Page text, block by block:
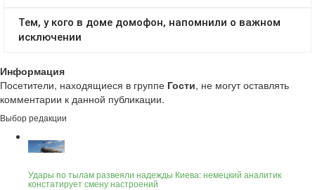
Информация
Посетители, находящиеся в группе Гости, не могут оставлять
комментарии к данной публикации.
Выбор редакции
Удары по тылам развеяли надежды Киева: немецкий аналитик
констатирует смену настроений